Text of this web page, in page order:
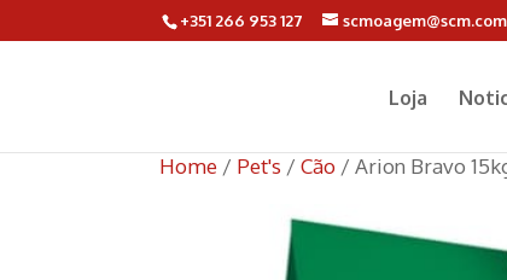
+351 266 953 127
Loja
Home / Pet's / Cão / Arion Bravo